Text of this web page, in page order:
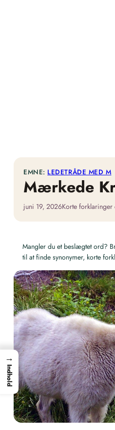
EMNE: LEDETRÅDE MED M
Mærkede
juni 19, 2026Korte
Mangler du et beslægtet ord?
til at finde synonymer, korte
→
Indhold